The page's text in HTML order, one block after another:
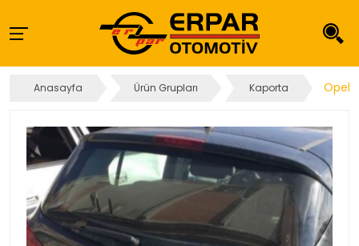
Anasayfa Ürün Grupları Kaporta Opel